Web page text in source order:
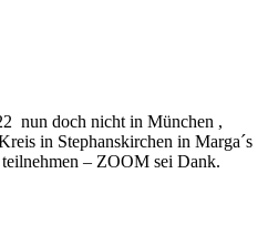
nun doch nicht in München ,
in Stephanskirchen in Marga´s
– ZOOM sei Dank.